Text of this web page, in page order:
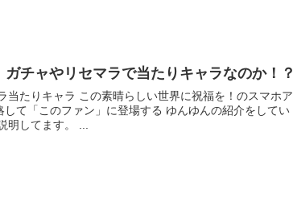
チャやリセマラで当たりキャラなのか！？
界に祝福を！のスマホア
て「このファン」に登場する ゆんゆんの紹介をしてい
説明してます。 ...